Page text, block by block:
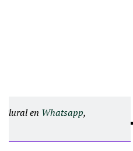
Plural en Whatsapp,